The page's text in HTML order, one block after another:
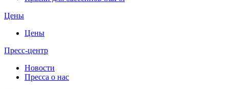
Цены
Цены
Пресс-центр
Новости
Пресса о нас